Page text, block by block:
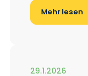
Mehr lesen
29.1.2026